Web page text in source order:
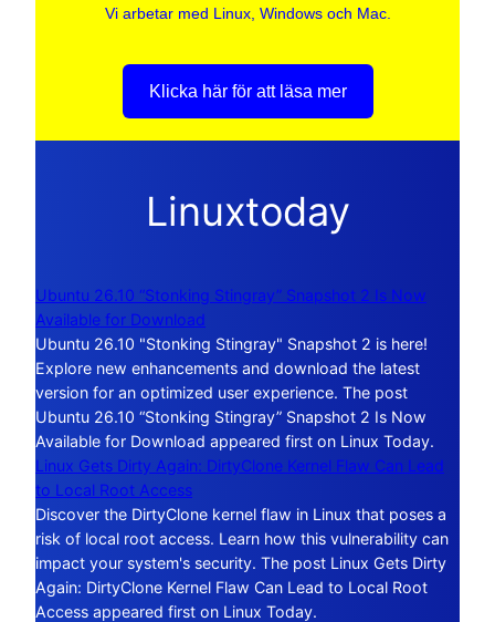
Vi arbetar med Linux, Windows och Mac.
Klicka här för att läsa mer
Linuxtoday
Ubuntu 26.10 “Stonking Stingray” Snapshot 2 Is Now
Available for Download
Ubuntu 26.10 "Stonking Stingray" Snapshot 2 is here!
Explore new enhancements and download the latest
version for an optimized user experience. The post
Ubuntu 26.10 “Stonking Stingray” Snapshot 2 Is Now
Available for Download appeared first on Linux Today.
Linux Gets Dirty Again: DirtyClone Kernel Flaw Can Lead
to Local Root Access
Discover the DirtyClone kernel flaw in Linux that poses a
risk of local root access. Learn how this vulnerability can
impact your system's security. The post Linux Gets Dirty
Again: DirtyClone Kernel Flaw Can Lead to Local Root
Access appeared first on Linux Today.